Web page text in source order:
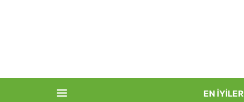
EN İYILER